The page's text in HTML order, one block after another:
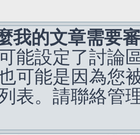
我的文章需要
能設定了討論
可能是因為您
表。請聯絡管